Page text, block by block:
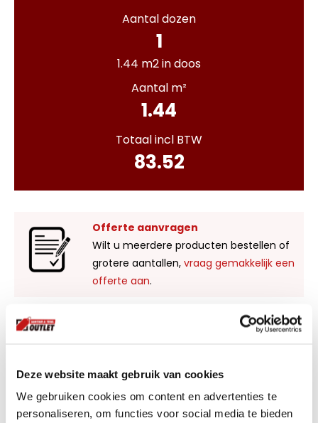
Deze website maakt gebruik van cookies
We gebruiken cookies om content en advertenties te
personaliseren, om functies voor social media te bieden
Aantal dozen
1
1.44 m2 in doos
Aantal m²
1.44
Totaal incl BTW
83.52
Offerte aanvragen
Wilt u meerdere producten bestellen of
grotere aantallen, vraag gemakkelijk een
offerte aan.
voldoende parkeergelegenheid en ruime